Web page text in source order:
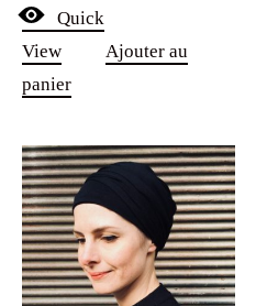
Quick
View
Ajouter au
panier